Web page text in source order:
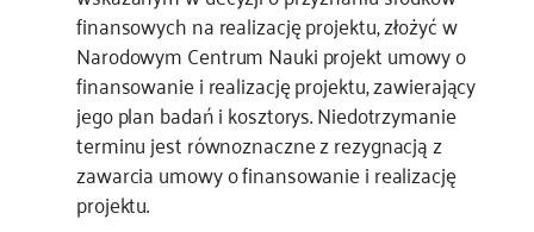
finansowych na realizację projektu, złożyć w
Narodowym Centrum Nauki projekt umowy o
finansowanie i realizację projektu, zawierający
jego plan badań i kosztorys. Niedotrzymanie
terminu jest równoznaczne z rezygnacją z
zawarcia umowy o finansowanie i realizację
projektu.